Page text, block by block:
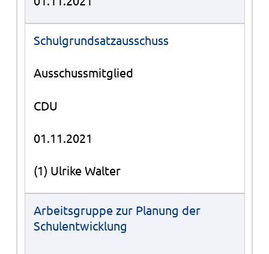
Schulgrundsatzausschuss
Ausschussmitglied
CDU
01.11.2021
(1) Ulrike Walter
Arbeitsgruppe zur Planung der
Schulentwicklung